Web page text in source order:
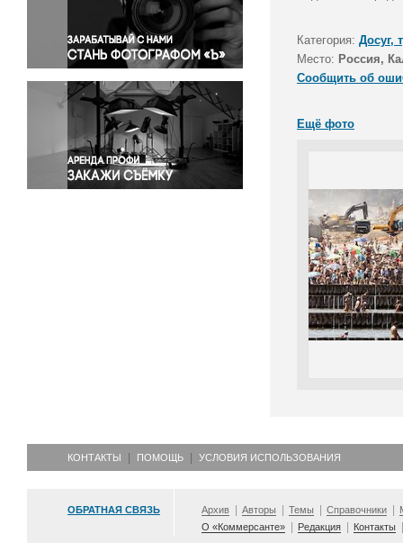
Правосудие
Происшествия и конфликты
Религия
Светская жизнь
Спорт
Экология
Экономика и бизнес
Категория: Досуг,
Место: Россия,
Сообщить об
Ещё фото
КОНТАКТЫ ПОМОЩЬ УСЛОВИЯ ИСПОЛЬЗОВАНИЯ
ОБРАТНАЯ СВЯЗЬ Архив Авторы Темы Справочники
О «Коммерсанте»
Редакция Контакты